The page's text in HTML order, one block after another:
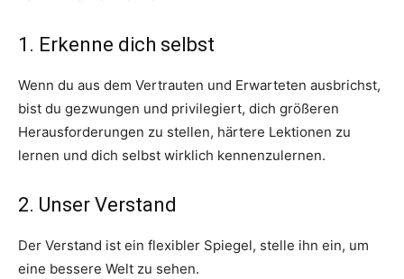
1. Erkenne dich selbst
Wenn du aus dem Vertrauten und Erwarteten ausbrichst,
bist du gezwungen und privilegiert, dich größeren
Herausforderungen zu stellen, härtere Lektionen zu
lernen und dich selbst wirklich kennenzulernen.
2. Unser Verstand
Der Verstand ist ein flexibler Spiegel, stelle ihn ein, um
eine bessere Welt zu sehen.